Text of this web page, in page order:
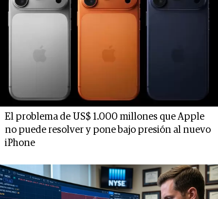
El problema de US$ 1.000 millones que Apple
no puede resolver y pone bajo presión al nuevo
iPhone